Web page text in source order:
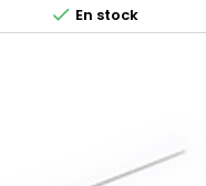
 En stock